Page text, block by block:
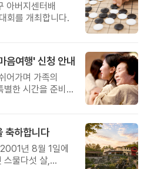
아버지센터배
회를 개최합니다.
음여행' 신청 안내
어가며 가족의
한 시간을 준비해
축하합니다
년 8월 1일에
스물다섯 살,